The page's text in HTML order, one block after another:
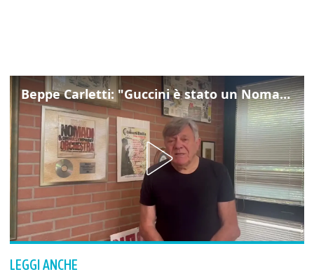
Beppe Carletti: "Guccini è stato un Nomade"
LEGGI ANCHE